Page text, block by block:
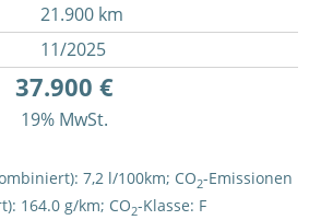
21.900 km
11/2025
37.900 €
19% MwSt.
7,2 l/100km; CO2-Emissionen
164.0 g/km; CO2-Klasse: F